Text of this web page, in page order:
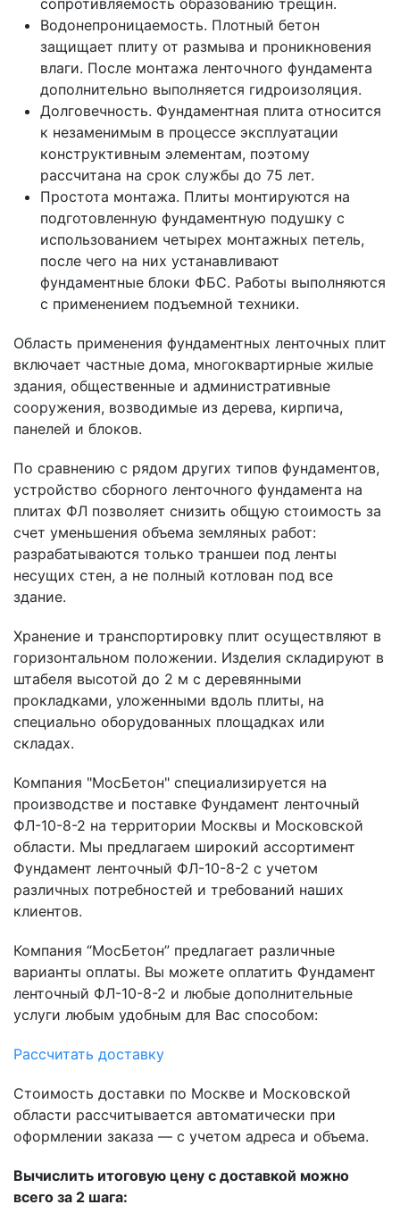
сопротивляемость образованию трещин.
Водонепроницаемость. Плотный бетон
защищает плиту от размыва и проникновения
влаги. После монтажа ленточного фундамента
дополнительно выполняется гидроизоляция.
Долговечность. Фундаментная плита относится
к незаменимым в процессе эксплуатации
конструктивным элементам, поэтому
рассчитана на срок службы до 75 лет.
Простота монтажа. Плиты монтируются на
подготовленную фундаментную подушку с
использованием четырех монтажных петель,
после чего на них устанавливают
фундаментные блоки ФБС. Работы выполняются
с применением подъемной техники.
Область применения фундаментных ленточных плит
включает частные дома, многоквартирные жилые
здания, общественные и административные
сооружения, возводимые из дерева, кирпича,
панелей и блоков.
По сравнению с рядом других типов фундаментов,
устройство сборного ленточного фундамента на
плитах ФЛ позволяет снизить общую стоимость за
счет уменьшения объема земляных работ:
разрабатываются только траншеи под ленты
несущих стен, а не полный котлован под все
здание.
Хранение и транспортировку плит осуществляют в
горизонтальном положении. Изделия складируют в
штабеля высотой до 2 м с деревянными
прокладками, уложенными вдоль плиты, на
специально оборудованных площадках или
складах.
Компания "МосБетон" специализируется на
производстве и поставке Фундамент ленточный
ФЛ-10-8-2 на территории Москвы и Московской
области. Мы предлагаем широкий ассортимент
Фундамент ленточный ФЛ-10-8-2 с учетом
различных потребностей и требований наших
клиентов.
Компания “МосБетон” предлагает различные
варианты оплаты. Вы можете оплатить Фундамент
ленточный ФЛ-10-8-2 и любые дополнительные
услуги любым удобным для Вас способом:
Рассчитать доставку
Стоимость доставки по Москве и Московской
области рассчитывается автоматически при
оформлении заказа — с учетом адреса и объема.
Вычислить итоговую цену с доставкой можно
всего за 2 шага: